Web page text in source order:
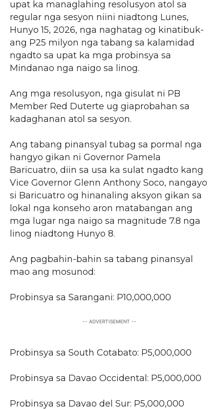
upat ka managlahing resolusyon atol sa
regular nga sesyon niini niadtong Lunes,
Hunyo 15, 2026, nga naghatag og kinatibuk-
ang P25 milyon nga tabang sa kalamidad
ngadto sa upat ka mga probinsya sa
Mindanao nga naigo sa linog.
Ang mga resolusyon, nga gisulat ni PB
Member Red Duterte ug giaprobahan sa
kadaghanan atol sa sesyon.
Ang tabang pinansyal tubag sa pormal nga
hangyo gikan ni Governor Pamela
Baricuatro, diin sa usa ka sulat ngadto kang
Vice Governor Glenn Anthony Soco, nangayo
si Baricuatro og hinanaling aksyon gikan sa
lokal nga konseho aron matabangan ang
mga lugar nga naigo sa magnitude 7.8 nga
linog niadtong Hunyo 8.
Ang pagbahin-bahin sa tabang pinansyal
mao ang mosunod:
Probinsya sa Sarangani: P10,000,000
-- ADVERTISEMENT --
Probinsya sa South Cotabato: P5,000,000
Probinsya sa Davao Occidental: P5,000,000
Probinsya sa Davao del Sur: P5,000,000